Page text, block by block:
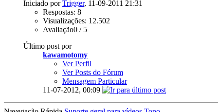
Iniciado porTrigger, 11-09-2011 21:31
Respostas: 8
Visualizações: 12.502
Avaliação0 / 5
Último post por
kawamotomy
Ver Perfil
Ver Posts do Fórum
Mensagem Particular
11-07-2012, 00:09